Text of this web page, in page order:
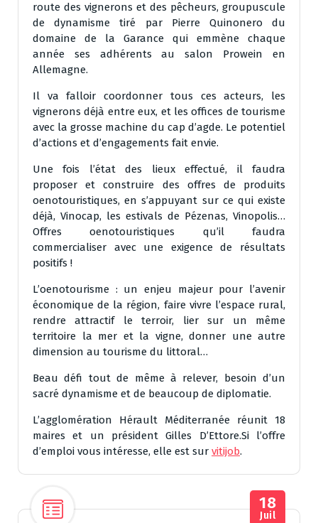
route des vignerons et des pêcheurs, groupuscule
de dynamisme tiré par Pierre Quinonero du
domaine de la Garance qui emmène chaque
année ses adhérents au salon Prowein en
Allemagne.
Il va falloir coordonner tous ces acteurs, les
vignerons déjà entre eux, et les offices de tourisme
avec la grosse machine du cap d’agde. Le potentiel
d’actions et d’engagements fait envie.
Une fois l’état des lieux effectué, il faudra
proposer et construire des offres de produits
oenotouristiques, en s’appuyant sur ce qui existe
déjà, Vinocap, les estivals de Pézenas, Vinopolis…
Offres oenotouristiques qu’il faudra
commercialiser avec une exigence de résultats
positifs !
L’oenotourisme : un enjeu majeur pour l’avenir
économique de la région, faire vivre l’espace rural,
rendre attractif le terroir, lier sur un même
territoire la mer et la vigne, donner une autre
dimension au tourisme du littoral…
Beau défi tout de même à relever, besoin d’un
sacré dynamisme et de beaucoup de diplomatie.
L’agglomération Hérault Méditerranée réunit 18
maires et un président Gilles D’Ettore.Si l’offre
d’emploi vous intéresse, elle est sur vitijob.
18
Juil